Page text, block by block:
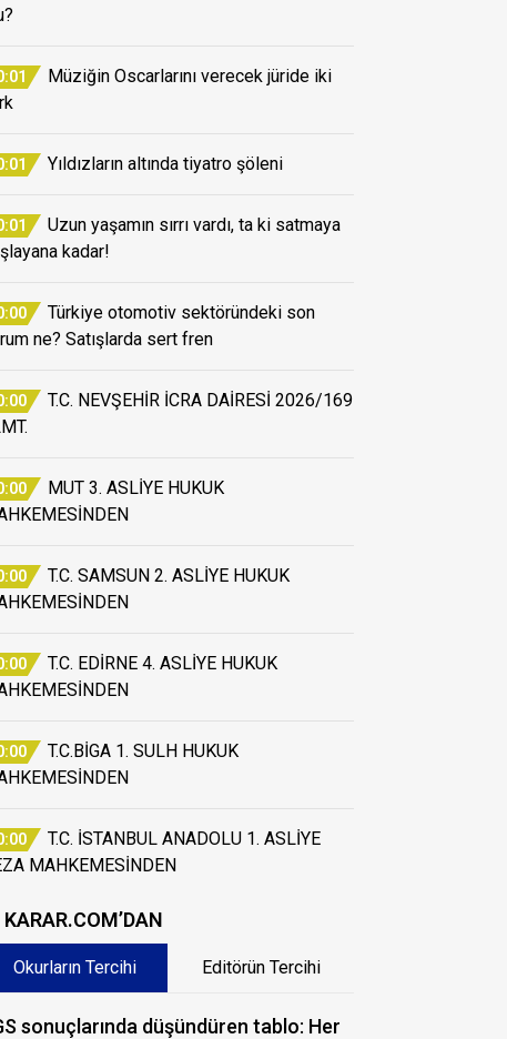
Müziğin Oscarlarını verecek jüride iki
Yıldızların altında tiyatro şöleni
Uzun yaşamın sırrı vardı, ta ki satmaya
kadar!
Türkiye otomotiv sektöründeki son
ne? Satışlarda sert fren
T.C. NEVŞEHİR İCRA DAİRESİ 2026/169
MUT 3. ASLİYE HUKUK
T.C. SAMSUN 2. ASLİYE HUKUK
T.C. EDİRNE 4. ASLİYE HUKUK
T.C.BİGA 1. SULH HUKUK
T.C. İSTANBUL ANADOLU 1. ASLİYE
MAHKEMESİNDEN
KARAR.COM’DAN
Okurların Tercihi Editörün Tercihi
sonuçlarında düşündüren tablo: Her